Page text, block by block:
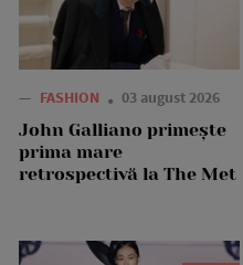
— FASHION 03 august 2026
John Galliano primește
prima mare
retrospectivă la The Met